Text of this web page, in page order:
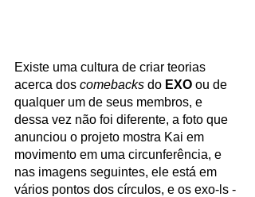
Existe uma cultura de criar teorias
acerca dos comebacks do EXO ou de
qualquer um de seus membros, e
dessa vez não foi diferente, a foto que
anunciou o projeto mostra Kai em
movimento em uma circunferência, e
nas imagens seguintes, ele está em
vários pontos dos círculos, e os exo-ls -